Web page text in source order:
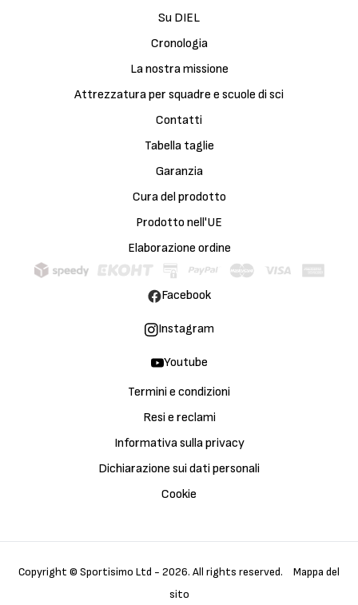
Su DIEL
Cronologia
La nostra missione
Attrezzatura per squadre e scuole di sci
Contatti
Tabella taglie
Garanzia
Cura del prodotto
Prodotto nell'UE
Elaborazione ordine
Termini e condizioni
Resi e reclami
Informativa sulla privacy
Dichiarazione sui dati personali
Cookie
Facebook
Instagram
Youtube
Copyright © Sportisimo Ltd - 2026. All rights reserved.
Mappa del
sito